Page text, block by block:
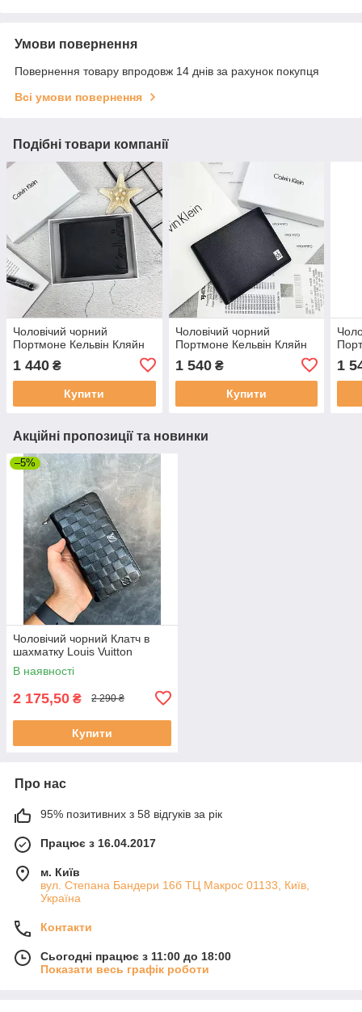
Умови повернення
Повернення товару впродовж 14 днів за рахунок покупця
Всі умови повернення
Подібні товари компанії
Чоловічий чорний
Портмоне Кельвін Кляйн
1 440 ₴
Купити
Чоловічий чорний
Портмоне Кельвін Кляйн
1 540₴
Купити
1
Акційні пропозиції та новинки
–5%
Чоловічий чорний Клатч в
шахматку Louis Vuitton
В наявності
2 175,50 ₴ 2 290 ₴
Купити
Про нас
95% позитивних з 58 відгуків за рік
Працює з 16.04.2017
м. Київ
вул. Степана Бандери 16б ТЦ Макрос 01133, Київ,
Україна
Контакти
Сьогодні працює з 11:00 до 18:00
Показати весь графік роботи